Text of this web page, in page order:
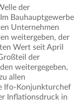
der
Bauhauptgewerbe
Unternehmen
weitergeben, der
Wert seit April
der
weitergegeben,
allen
Ifo-Konjunkturchef
Inflationsdruck in